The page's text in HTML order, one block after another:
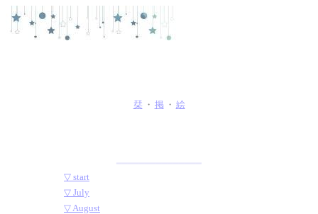
栞 ・ 掲 ・ 絵
━━━━━━━━━━━━━━━
▽ start
▽ July
▽ August